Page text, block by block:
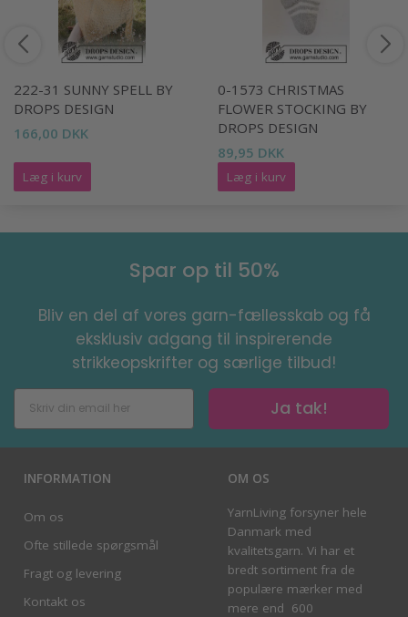
222-31 SUNNY SPELL BY
DROPS DESIGN
166,00 DKK
Læg i kurv
0-1573 CHRISTMAS
FLOWER STOCKING BY
DROPS DESIGN
89,95 DKK
Læg i kurv
Spar op til 50%
Bliv en del af vores garn-fællesskab og få
eksklusiv adgang til inspirerende
strikkeopskrifter og særlige tilbud!
Ja tak!
INFORMATION
Om os
Ofte stillede spørgsmål
Fragt og levering
Kontakt os
OM OS
YarnLiving forsyner hele
Danmark med
kvalitetsgarn. Vi har et
bredt sortiment fra de
populære mærker med
mere end 600